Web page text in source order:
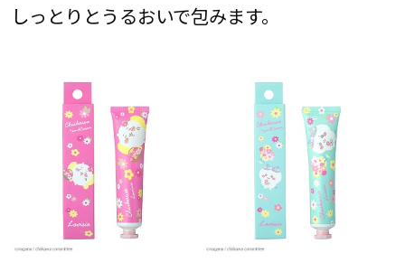
しっとりとうるおいで包みます。